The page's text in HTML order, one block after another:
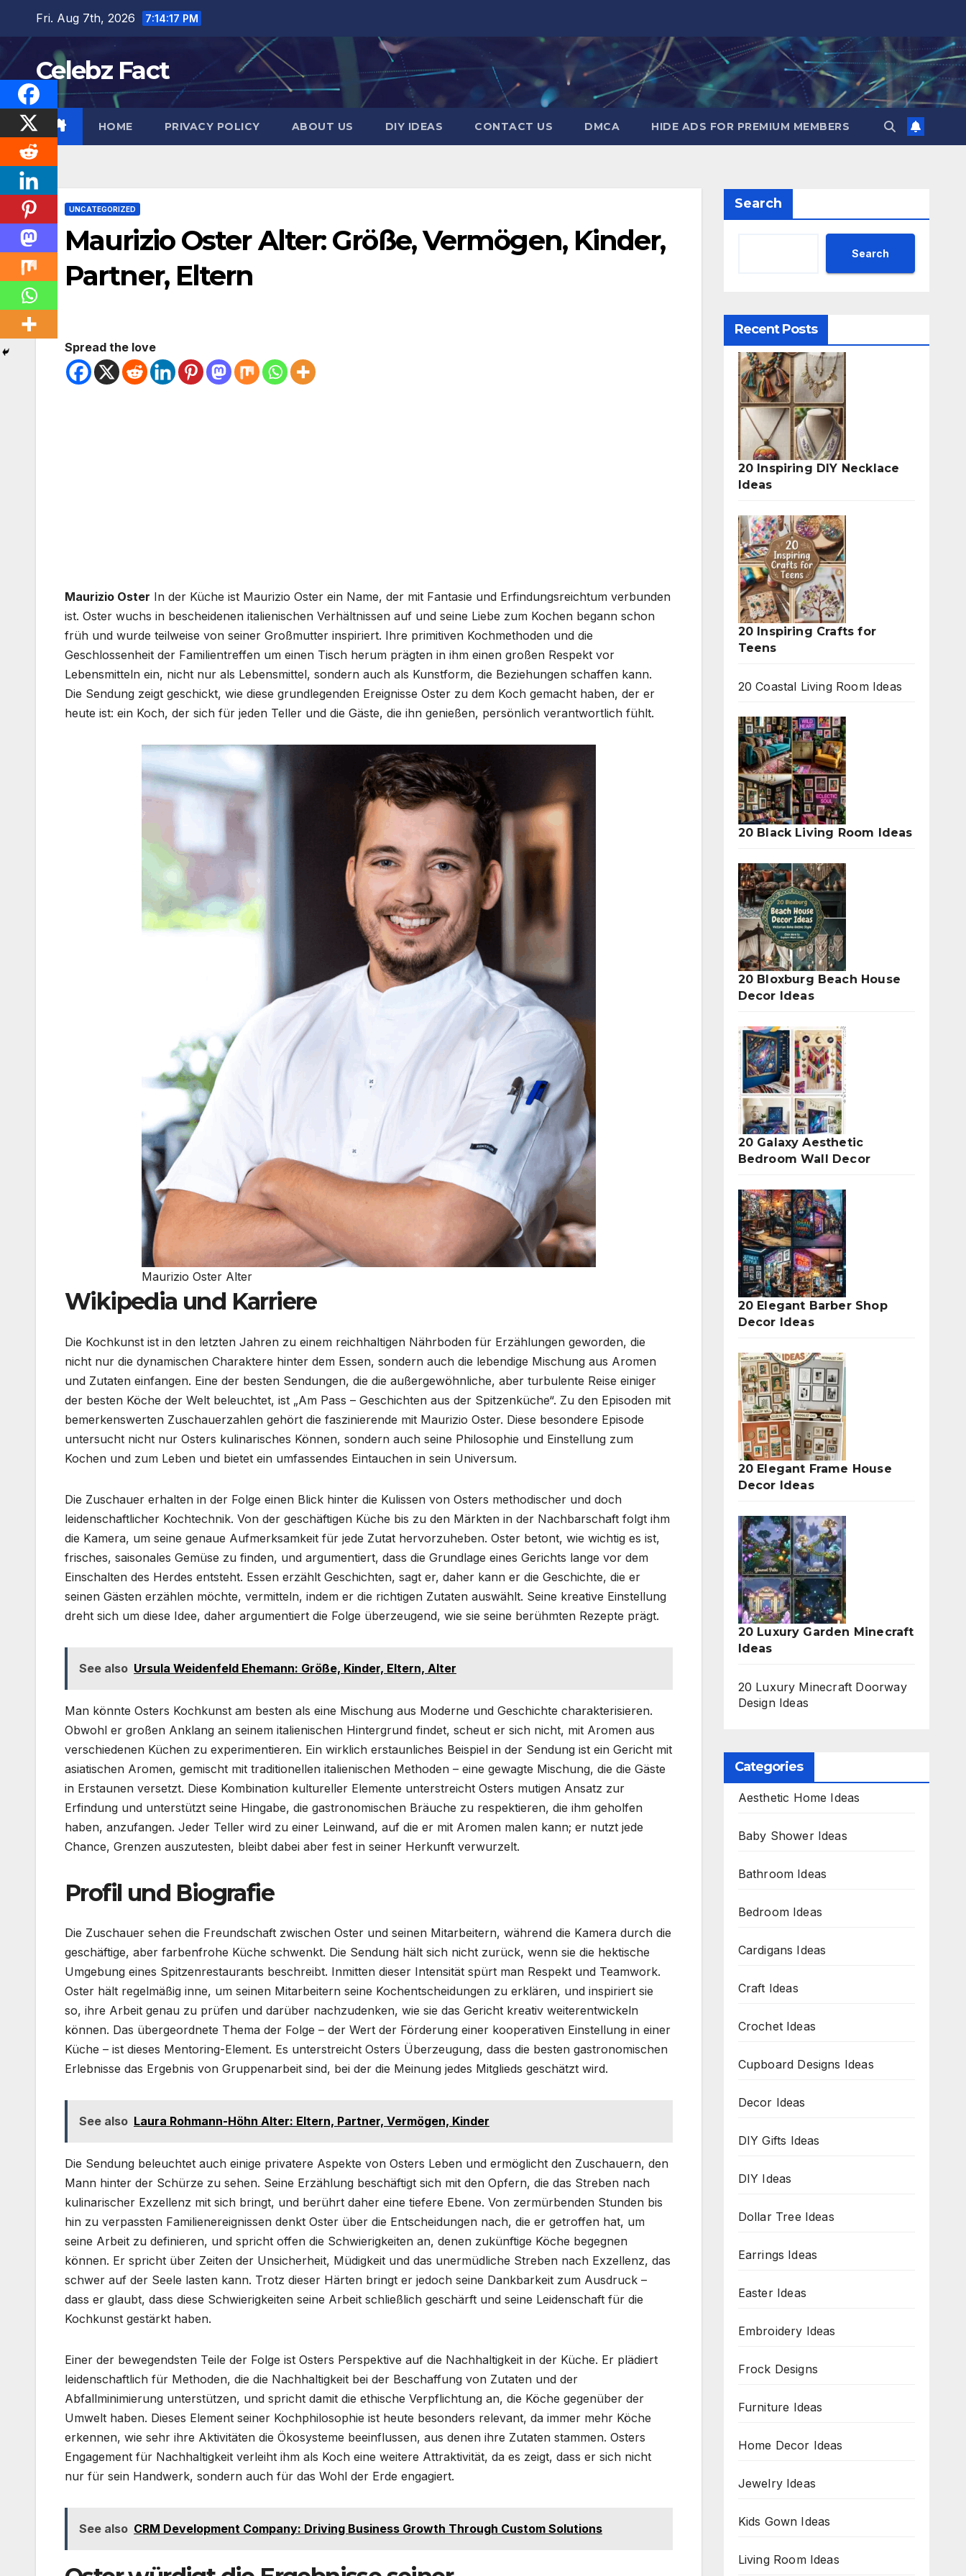
content
Fri. Aug 7th, 2026 7:14:18 PM
Celebz Fact
HOME PRIVACY POLICY ABOUT US DIY IDEAS CONTACT US DMCA HIDE ADS FOR PREMIUM MEMBERS
UNCATEGORIZED
Maurizio Oster Alter: Größe, Vermögen, Kinder,
Partner, Eltern
Spread the love
Maurizio Oster In der Küche ist Maurizio Oster ein Name, der mit Fantasie und Erfindungsreichtum verbunden
ist. Oster wuchs in bescheidenen italienischen Verhältnissen auf und seine Liebe zum Kochen begann schon
früh und wurde teilweise von seiner Großmutter inspiriert. Ihre primitiven Kochmethoden und die
Geschlossenheit der Familientreffen um einen Tisch herum prägten in ihm einen großen Respekt vor
Lebensmitteln ein, nicht nur als Lebensmittel, sondern auch als Kunstform, die Beziehungen schaffen kann.
Die Sendung zeigt geschickt, wie diese grundlegenden Ereignisse Oster zu dem Koch gemacht haben, der er
heute ist: ein Koch, der sich für jeden Teller und die Gäste, die ihn genießen, persönlich verantwortlich fühlt.
Maurizio Oster Alter
Wikipedia und Karriere
Die Kochkunst ist in den letzten Jahren zu einem reichhaltigen Nährboden für Erzählungen geworden, die
nicht nur die dynamischen Charaktere hinter dem Essen, sondern auch die lebendige Mischung aus Aromen
und Zutaten einfangen. Eine der besten Sendungen, die die außergewöhnliche, aber turbulente Reise einiger
der besten Köche der Welt beleuchtet, ist „Am Pass – Geschichten aus der Spitzenküche“. Zu den Episoden mit
bemerkenswerten Zuschauerzahlen gehört die faszinierende mit Maurizio Oster. Diese besondere Episode
untersucht nicht nur Osters kulinarisches Können, sondern auch seine Philosophie und Einstellung zum
Kochen und zum Leben und bietet ein umfassendes Eintauchen in sein Universum.
Die Zuschauer erhalten in der Folge einen Blick hinter die Kulissen von Osters methodischer und doch
leidenschaftlicher Kochtechnik. Von der geschäftigen Küche bis zu den Märkten in der Nachbarschaft folgt ihm
die Kamera, um seine genaue Aufmerksamkeit für jede Zutat hervorzuheben. Oster betont, wie wichtig es ist,
frisches, saisonales Gemüse zu finden, und argumentiert, dass die Grundlage eines Gerichts lange vor dem
Einschalten des Herdes entsteht. Essen erzählt Geschichten, sagt er, daher kann er die Geschichte, die er
seinen Gästen erzählen möchte, vermitteln, indem er die richtigen Zutaten auswählt. Seine kreative Einstellung
dreht sich um diese Idee, daher argumentiert die Folge überzeugend, wie sie seine berühmten Rezepte prägt.
See also Ursula Weidenfeld Ehemann: Größe, Kinder, Eltern, Alter
Man könnte Osters Kochkunst am besten als eine Mischung aus Moderne und Geschichte charakterisieren.
Obwohl er großen Anklang an seinem italienischen Hintergrund findet, scheut er sich nicht, mit Aromen aus
verschiedenen Küchen zu experimentieren. Ein wirklich erstaunliches Beispiel in der Sendung ist ein Gericht mit
asiatischen Aromen, gemischt mit traditionellen italienischen Methoden – eine gewagte Mischung, die die Gäste
in Erstaunen versetzt. Diese Kombination kultureller Elemente unterstreicht Osters mutigen Ansatz zur
Erfindung und unterstützt seine Hingabe, die gastronomischen Bräuche zu respektieren, die ihm geholfen
haben, anzufangen. Jeder Teller wird zu einer Leinwand, auf die er mit Aromen malen kann; er nutzt jede
Chance, Grenzen auszutesten, bleibt dabei aber fest in seiner Herkunft verwurzelt.
Profil und Biografie
Die Zuschauer sehen die Freundschaft zwischen Oster und seinen Mitarbeitern, während die Kamera durch die
geschäftige, aber farbenfrohe Küche schwenkt. Die Sendung hält sich nicht zurück, wenn sie die hektische
Umgebung eines Spitzenrestaurants beschreibt. Inmitten dieser Intensität spürt man Respekt und Teamwork.
Oster hält regelmäßig inne, um seinen Mitarbeitern seine Kochentscheidungen zu erklären, und inspiriert sie
so, ihre Arbeit genau zu prüfen und darüber nachzudenken, wie sie das Gericht kreativ weiterentwickeln
können. Das übergeordnete Thema der Folge – der Wert der Förderung einer kooperativen Einstellung in einer
Küche – ist dieses Mentoring-Element. Es unterstreicht Osters Überzeugung, dass die besten gastronomischen
Erlebnisse das Ergebnis von Gruppenarbeit sind, bei der die Meinung jedes Mitglieds geschätzt wird.
See also Laura Rohmann-Höhn Alter: Eltern, Partner, Vermögen, Kinder
Die Sendung beleuchtet auch einige privatere Aspekte von Osters Leben und ermöglicht den Zuschauern, den
Mann hinter der Schürze zu sehen. Seine Erzählung beschäftigt sich mit den Opfern, die das Streben nach
kulinarischer Exzellenz mit sich bringt, und berührt daher eine tiefere Ebene. Von zermürbenden Stunden bis
hin zu verpassten Familienereignissen denkt Oster über die Entscheidungen nach, die er getroffen hat, um
seine Arbeit zu definieren, und spricht offen die Schwierigkeiten an, denen zukünftige Köche begegnen
können. Er spricht über Zeiten der Unsicherheit, Müdigkeit und das unermüdliche Streben nach Exzellenz, das
schwer auf der Seele lasten kann. Trotz dieser Härten bringt er jedoch seine Dankbarkeit zum Ausdruck –
dass er glaubt, dass diese Schwierigkeiten seine Arbeit schließlich geschärft und seine Leidenschaft für die
Kochkunst gestärkt haben.
Einer der bewegendsten Teile der Folge ist Osters Perspektive auf die Nachhaltigkeit in der Küche. Er plädiert
leidenschaftlich für Methoden, die die Nachhaltigkeit bei der Beschaffung von Zutaten und der
Abfallminimierung unterstützen, und spricht damit die ethische Verpflichtung an, die Köche gegenüber der
Umwelt haben. Dieses Element seiner Kochphilosophie ist heute besonders relevant, da immer mehr Köche
erkennen, wie sehr ihre Aktivitäten die Ökosysteme beeinflussen, aus denen ihre Zutaten stammen. Osters
Engagement für Nachhaltigkeit verleiht ihm als Koch eine weitere Attraktivität, da es zeigt, dass er sich nicht
nur für sein Handwerk, sondern auch für das Wohl der Erde engagiert.
See also CRM Development Company: Driving Business Growth Through Custom Solutions
Search
Search
Recent Posts
20 Inspiring DIY Necklace
Ideas
20 Inspiring Crafts for
Teens
20 Coastal Living Room Ideas
20 Black Living Room Ideas
20 Bloxburg Beach House
Decor Ideas
20 Galaxy Aesthetic
Bedroom Wall Decor
20 Elegant Barber Shop
Decor Ideas
20 Elegant Frame House
Decor Ideas
20 Luxury Garden Minecraft
Ideas
20 Luxury Minecraft Doorway
Design Ideas
Categories
Aesthetic Home Ideas
Baby Shower Ideas
Bathroom Ideas
Bedroom Ideas
Cardigans Ideas
Craft Ideas
Crochet Ideas
Cupboard Designs Ideas
Decor Ideas
DIY Gifts Ideas
DIY Ideas
Dollar Tree Ideas
Earrings Ideas
Easter Ideas
Embroidery Ideas
Frock Designs
Furniture Ideas
Home Decor Ideas
Jewelry Ideas
Kids Gown Ideas
Living Room Ideas